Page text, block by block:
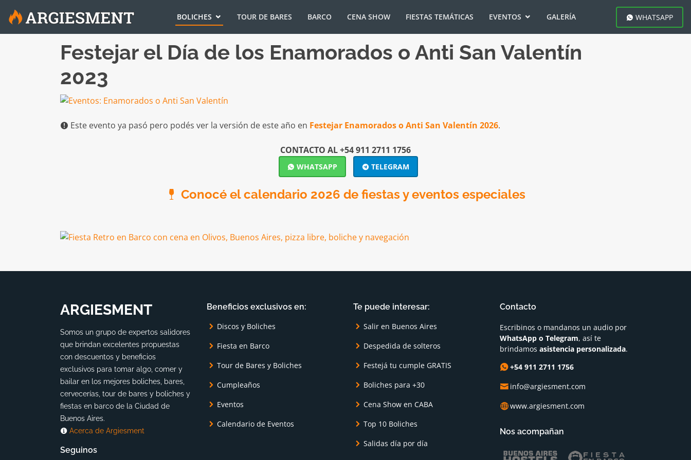
BOLICHES TOUR DE BARES BARCO CENA SHOW FIESTAS TEMÁTICAS EVENTOS GALERÍA WHATSAPP
Festejar el Día de los Enamorados o Anti San Valentín
2023
Este evento ya pasó pero podés ver la versión de este año en Festejar Enamorados o Anti San Valentín 2026.
CONTACTO AL +54 911 2711 1756
WHATSAPP TELEGRAM
Conocé el calendario 2026 de fiestas y eventos especiales
ARGIESMENT
Somos un grupo de expertos salidores
que brindan excelentes propuestas
con descuentos y beneficios
exclusivos para tomar algo, comer y
bailar en los mejores boliches, bares,
cervecerías, tour de bares y boliches y
fiestas en barco de la Ciudad de
Buenos Aires.
Acerca de Argiesment
Seguinos
Beneficios exclusivos en:
Discos y Boliches
Fiesta en Barco
Tour de Bares y Boliches
Cumpleaños
Eventos
Calendario de Eventos
Te puede interesar:
Salir en Buenos Aires
Despedida de solteros
Festejá tu cumple GRATIS
Boliches para +30
Cena Show en CABA
Top 10 Boliches
Salidas día por día
Contacto
Escribinos o mandanos un audio por
WhatsApp o Telegram, así te
brindamos asistencia personalizada.
+54 911 2711 1756
info@argiesment.com
www.argiesment.com
Nos acompañan